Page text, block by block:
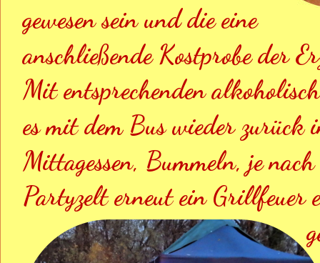
gewesen sein und die eine
anschließende Kostprobe der
Mit entsprechenden
es mit dem Bus wieder
Mittagessen, Bummeln, je
Partyzelt erneut ein Grillfeuer